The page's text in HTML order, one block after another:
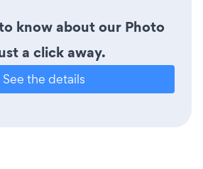
know about our Photo
a click away.
See the details